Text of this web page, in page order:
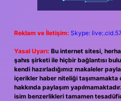
Reklam ve İletişim: Skype:
Yasal Uyarı: Bu internet sitesi,
şahıs şirketi ile hiçbir bağlantısı
kendi hazırladığımız makaleler
içerikler haber niteliği
hakkında paylaşım
isim benzerlikleri tamamen